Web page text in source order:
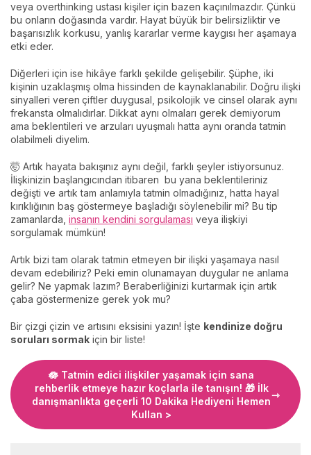
veya overthinking ustası kişiler için bazen kaçınılmazdır. Çünkü
bu onların doğasında vardır. Hayat büyük bir belirsizliktir ve
başarısızlık korkusu, yanlış kararlar verme kaygısı her aşamaya
etki eder.
Diğerleri için ise hikâye farklı şekilde gelişebilir. Şüphe, iki
kişinin uzaklaşmış olma hissinden de kaynaklanabilir. Doğru ilişki
sinyalleri veren çiftler duygusal, psikolojik ve cinsel olarak aynı
frekansta olmalıdırlar. Dikkat aynı olmaları gerek demiyorum
ama beklentileri ve arzuları uyuşmalı hatta aynı oranda tatmin
olabilmeli diyelim.
🤯 Artık hayata bakışınız aynı değil, farklı şeyler istiyorsunuz.
İlişkinizin başlangıcından itibaren bu yana beklentileriniz
değişti ve artık tam anlamıyla tatmin olmadığınız, hatta hayal
kırıklığının baş göstermeye başladığı söylenebilir mi? Bu tip
zamanlarda, insanın kendini sorgulaması veya ilişkiyi
sorgulamak mümkün!
Artık bizi tam olarak tatmin etmeyen bir ilişki yaşamaya nasıl
devam edebiliriz? Peki emin olunamayan duygular ne anlama
gelir? Ne yapmak lazım? Beraberliğinizi kurtarmak için artık
çaba göstermenize gerek yok mu?
Bir çizgi çizin ve artısını eksisini yazın! İşte kendinize doğru
soruları sormak için bir liste!
🪷 Tatmin edici ilişkiler yaşamak için sana
rehberlik etmeye hazır koçlarla ile tanışın! 🎁 İlk
danışmanlıkta geçerli 10 Dakika Hediyeni Hemen
Kullan >